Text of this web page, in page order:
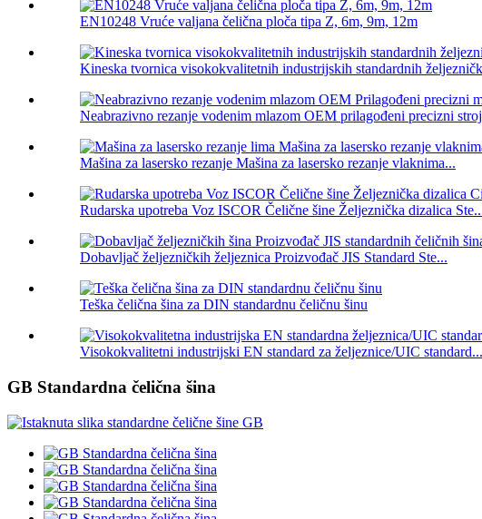
EN10248 Vruće valjana čelična ploča tipa Z, 6m, 9m, 12m
Kineska tvornica visokokvalitetnih industrijskih standardnih
Neabrazivno rezanje vodenim mlazom OEM prilagođeni precizni
Mašina za lasersko rezanje Mašina za lasersko rezanje vlaknima...
Rudarska upotreba Voz ISCOR Čelične šine Željeznička dizalica
Dobavljač željezničkih željeznica Proizvođač JIS Standard Ste...
Teška čelična šina za DIN standardnu ​​čeličnu šinu
Visokokvalitetni industrijski EN standard za željeznice/UIC standard...
GB Standardna čelična šina